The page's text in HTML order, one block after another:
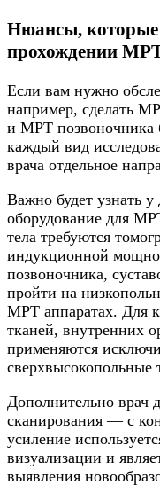
Нюансы, которые
прохождении
Если вам нужно
например, сделать
и МРТ позвоночника
каждый вид
врача отдельное
Важно будет узнать
оборудование для
тела требуются
индукционной
позвоночника,
пройти на
МРТ аппаратах. Для
тканей, внутренних
применяются
сверхвысокопольные
Дополнительно врач
сканирования — с
усиление
визуализации и
выявления